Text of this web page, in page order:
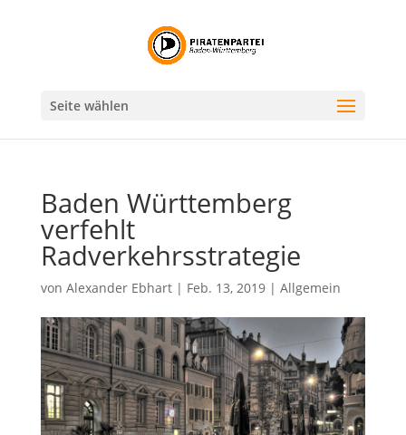
Seite wählen
Baden Württemberg
verfehlt
Radverkehrsstrategie
von Alexander Ebhart| Feb. 13, 2019| Allgemein